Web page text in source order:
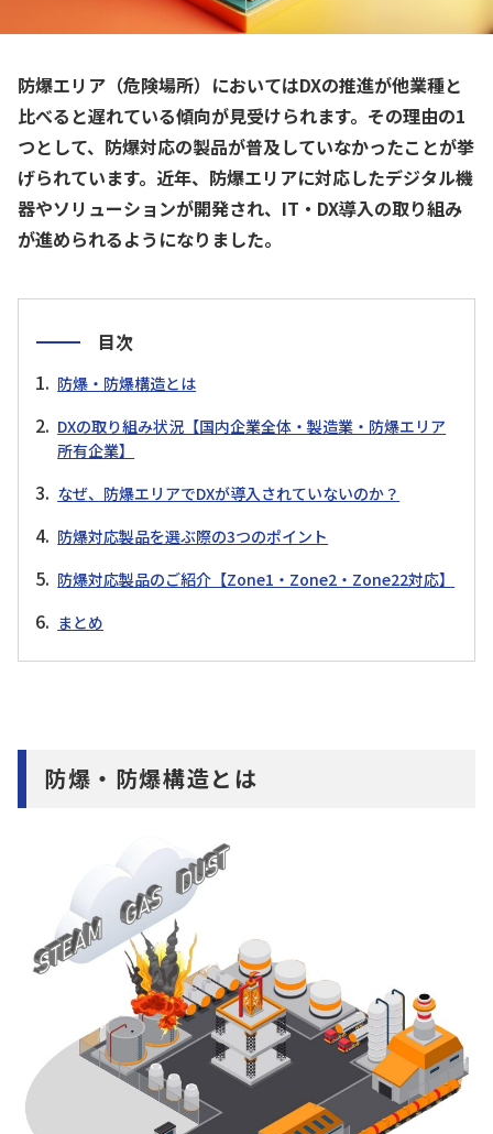
防爆エリア（危険場所）においてはDXの推進が他業種と
比べると遅れている傾向が見受けられます。その理由の1
つとして、防爆対応の製品が普及していなかったことが挙
げられています。近年、防爆エリアに対応したデジタル機
器やソリューションが開発され、IT・DX導入の取り組み
が進められるようになりました。
目次
防爆・防爆構造とは
DXの取り組み状況【国内企業全体・製造業・防爆エリア
所有企業】
なぜ、防爆エリアでDXが導入されていないのか？
防爆対応製品を選ぶ際の3つのポイント
防爆対応製品のご紹介【Zone1・Zone2・Zone22対応】
まとめ
防爆・防爆構造とは